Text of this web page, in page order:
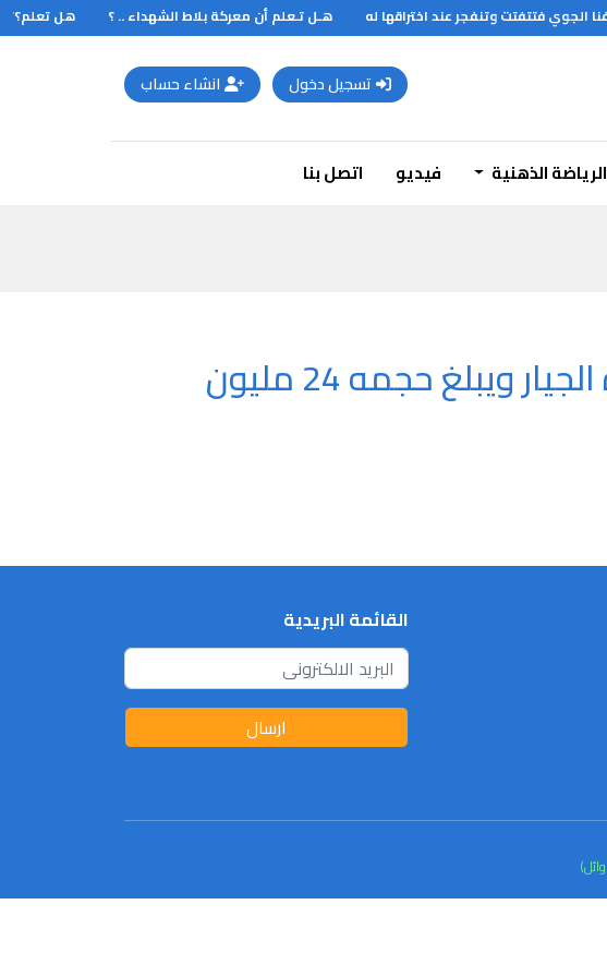
فتتفتت وتنفجر عند اختراقها له هـل تـعلم أن معركة بلاط الشهداء .. ؟ هل تعلم؟؟؟
تسجيل دخول انشاء حساب
الرياضة الذهنية فيديو اتصل بنا
هل تعلم ان الجوزاء هو اكبر النجوم لمعانا في مجرة الجيار ويبلغ حجمه 24 مليون
القائمة البريدية
ارسال